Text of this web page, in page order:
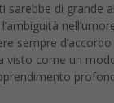
sarebbe di grande
sempre
visto come un